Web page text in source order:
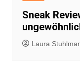
Sneak
Laura